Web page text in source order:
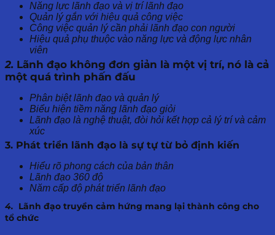
Năng lực lãnh đạo và vị trí lãnh đạo
Quản lý gắn với hiệu quả công việc
Công việc quản lý cần phải lãnh đạo con người
Hiệu quả phụ thuộc vào năng lực và động lực nhân
viên
2. Lãnh đạo không đơn giản là một vị trí, nó là cả
một quá trình phấn đấu
Phân biệt lãnh đạo và quản lý
Biểu hiện tiềm năng lãnh đạo giỏi
Lãnh đạo là nghệ thuật, đòi hỏi kết hợp cả lý trí và cảm
xúc
3. Phát triển lãnh đạo là sự tự từ bỏ định kiến
Hiểu rõ phong cách của bản thân
Lãnh đạo 360 độ
Năm cấp độ phát triển lãnh đạo
4. Lãnh đạo truyền cảm hứng mang lại thành công cho
tổ chức